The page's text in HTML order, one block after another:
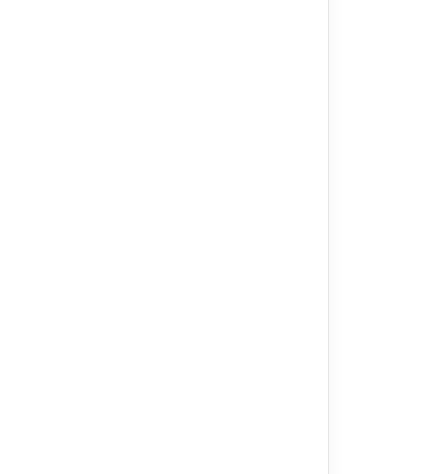
فإذا
إنْ